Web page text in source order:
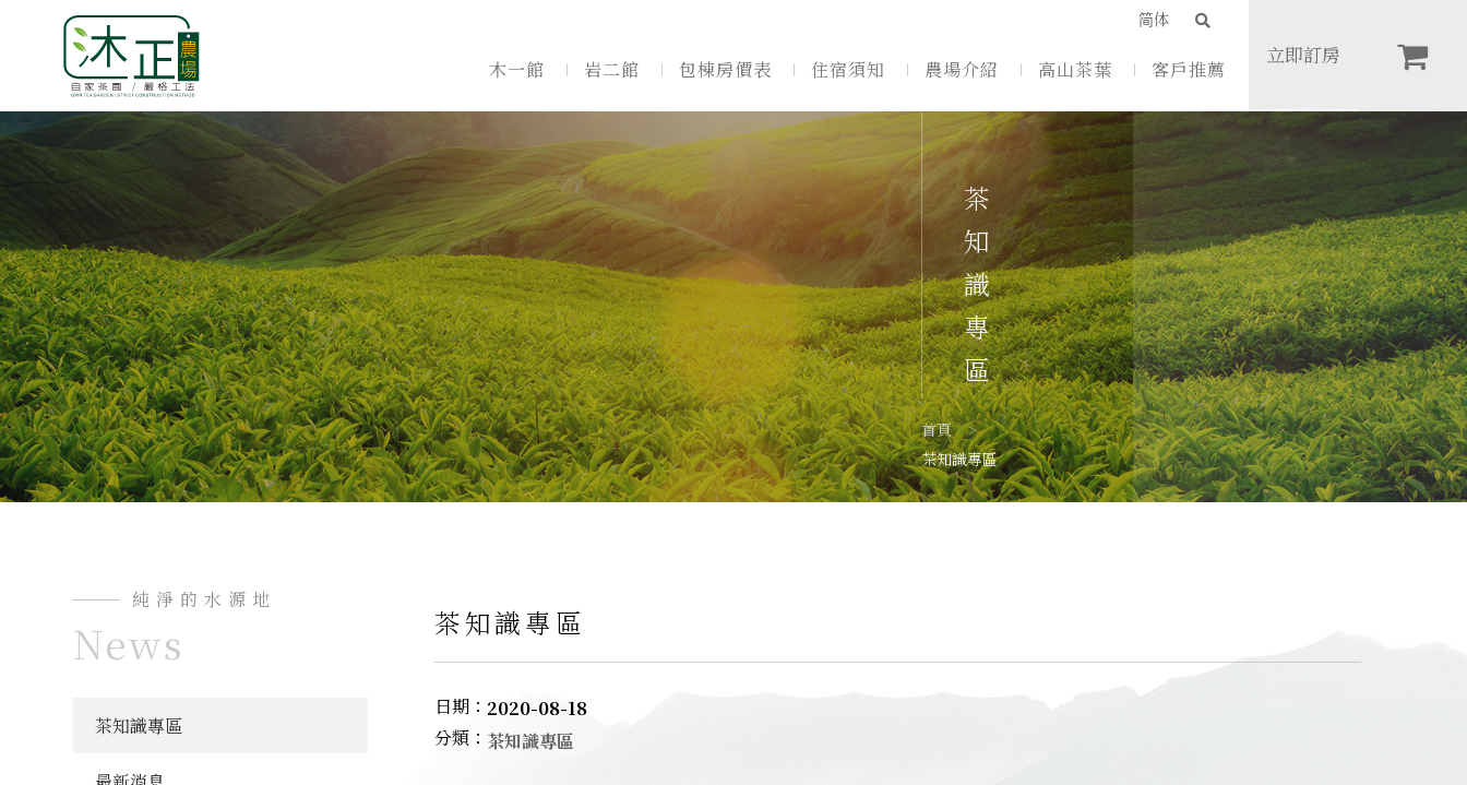
【高山茶農場-茶園介紹】『純淨的水源地未開發的原始森林-老師傅的堅持』
简体
木一館 岩二館 包棟房價表 住宿須知
住宿須知
農場介紹
茶農介紹
茶園介紹
製茶流程
高山茶葉 客戶推薦
立即訂房
茶知識專區
首頁
茶知識專區
純淨的水源地
News
茶知識專區
茶知識專區
日期： 2020-08-18
分類： 茶知識專區